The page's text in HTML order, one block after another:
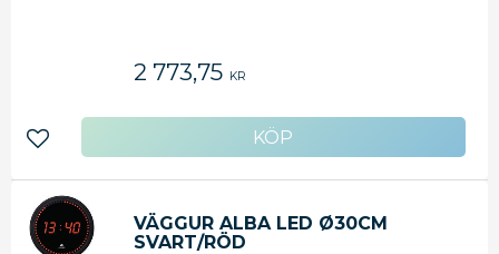
2 773,75 KR
Lägg till i favoriter
VÄGGUR ALBA LED Ø30CM
SVART/RÖD